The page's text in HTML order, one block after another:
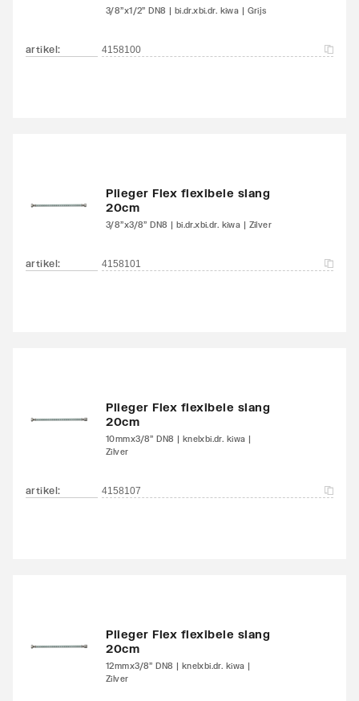
3/8"x1/2" DN8 | bi.dr.xbi.dr. kiwa | Grijs
artikel: 4158100
Plieger Flex flexibele slang
20cm
3/8"x3/8" DN8 | bi.dr.xbi.dr. kiwa | Zilver
artikel: 4158101
Plieger Flex flexibele slang
20cm
10mmx3/8" DN8 | knelxbi.dr. kiwa |
Zilver
artikel: 4158107
Plieger Flex flexibele slang
20cm
12mmx3/8" DN8 | knelxbi.dr. kiwa |
Zilver